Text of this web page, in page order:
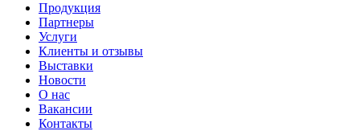
Продукция
Партнеры
Услуги
Клиенты и отзывы
Выставки
Новости
О нас
Вакансии
Контакты